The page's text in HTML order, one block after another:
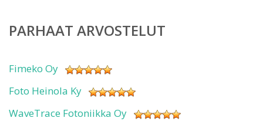
PARHAAT ARVOSTELUT
Fimeko Oy
Foto Heinola Ky
WaveTrace Fotoniikka Oy